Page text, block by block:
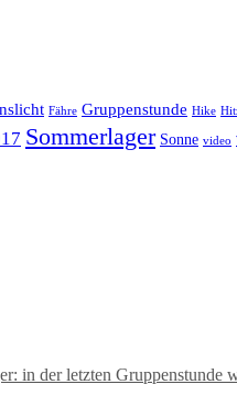
Fähre Gruppenstunde Hike
Sommerlager Sonne video
in der letzten